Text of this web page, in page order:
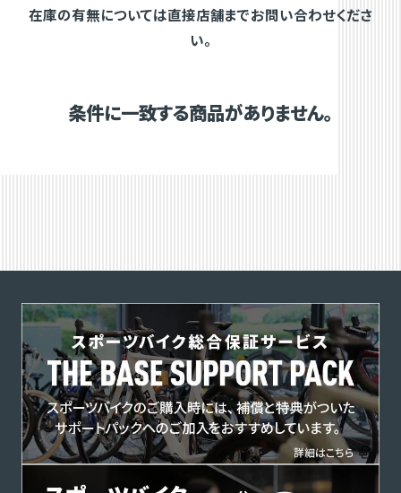
在庫の有無については直接店舗までお問い合わせくださ
い。
条件に一致する商品がありません。